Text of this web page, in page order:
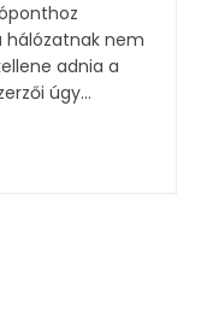
hálózatnak nem
adnia a
8361 szerzői úgy...